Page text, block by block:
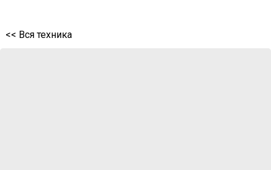
<< Вся техника